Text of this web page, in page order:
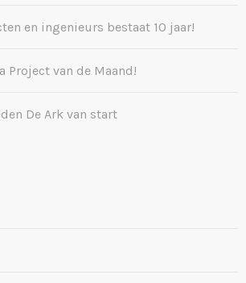
en ingenieurs bestaat 10 jaar!
Project van de Maand!
De Ark van start